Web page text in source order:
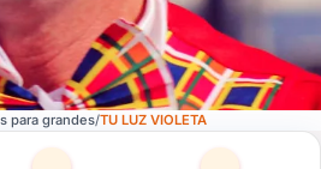
para grandes TU LUZ VIOLETA
ficha por tipo de festejo